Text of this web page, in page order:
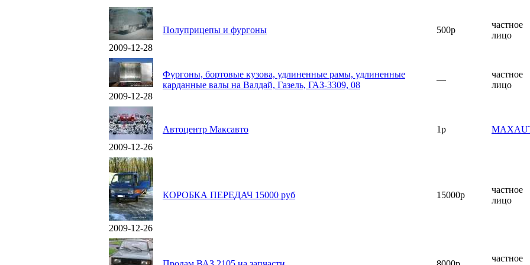
2009-12-28
Полуприцепы и фургоны 500р
частное
лицо
2009-12-28
Фургоны, бортовые кузова, удлиненные рамы, удлиненные
карданные валы на Валдай, Газель, ГАЗ-3309, 08
—
частное
лицо
2009-12-26
Автоцентр Максавто 1р
2009-12-26
КОРОБКА ПЕРЕДАЧ 15000 руб 15000р
частное
лицо
частное